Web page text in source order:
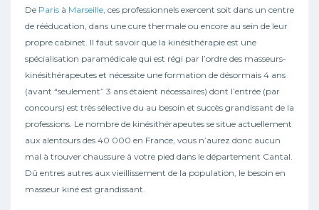
De Paris à Marseille, ces professionnels exercent soit dans un centre
de rééducation, dans une cure thermale ou encore au sein de leur
propre cabinet. Il faut savoir que la kinésithérapie est une
spécialisation paramédicale qui est régi par l’ordre des masseurs-
kinésithérapeutes et nécessite une formation de désormais 4 ans
(avant “seulement” 3 ans étaient nécessaires) dont l’entrée (par
concours) est très sélective du au besoin et succès grandissant de la
professions. Le nombre de kinésithérapeutes se situe actuellement
aux alentours des 40 000 en France, vous n’aurez donc aucun
mal à trouver chaussure à votre pied dans le département Cantal.
Dû entres autres aux vieillissement de la population, le besoin en
masseur kiné est grandissant.